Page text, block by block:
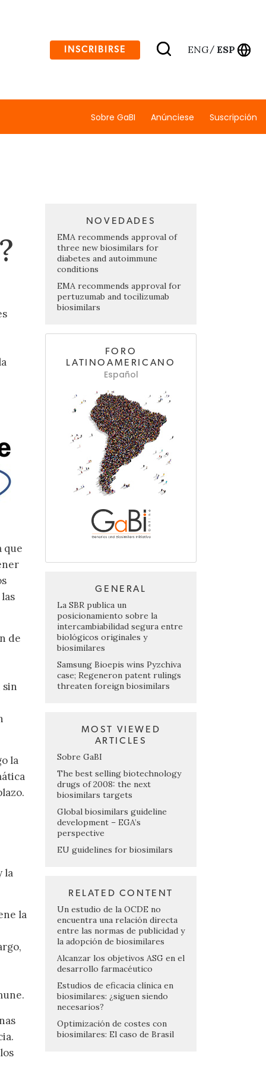
INSCRIBIRSE ENG/ ESP
Sobre GaBI Anúnciese Suscripción
que
de
sin
la
la
la
NOVEDADES
EMA recommends approval of
three new biosimilars for
diabetes and autoimmune
conditions
EMA recommends approval for
pertuzumab and tocilizumab
biosimilars
FORO
LATINOAMERICANO
Español
GENERAL
La SBR publica un
posicionamiento sobre la
intercambiabilidad segura entre
biológicos originales y
biosimilares
Samsung Bioepis wins Pyzchiva
case; Regeneron patent rulings
threaten foreign biosimilars
MOST VIEWED
ARTICLES
Sobre GaBI
The best selling biotechnology
drugs of 2008: the next
biosimilars targets
Global biosimilars guideline
development – EGA’s
perspective
EU guidelines for biosimilars
RELATED CONTENT
Un estudio de la OCDE no
encuentra una relación directa
entre las normas de publicidad y
la adopción de biosimilares
Alcanzar los objetivos ASG en el
desarrollo farmacéutico
Estudios de eficacia clínica en
biosimilares: ¿siguen siendo
necesarios?
Optimización de costes con
biosimilares: El caso de Brasil